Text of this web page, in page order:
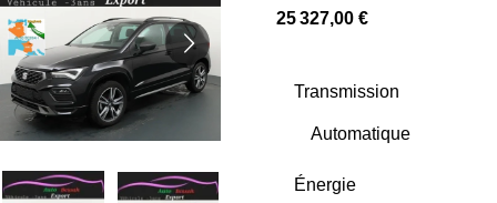
25 327,00 €
Transmission
Énergie